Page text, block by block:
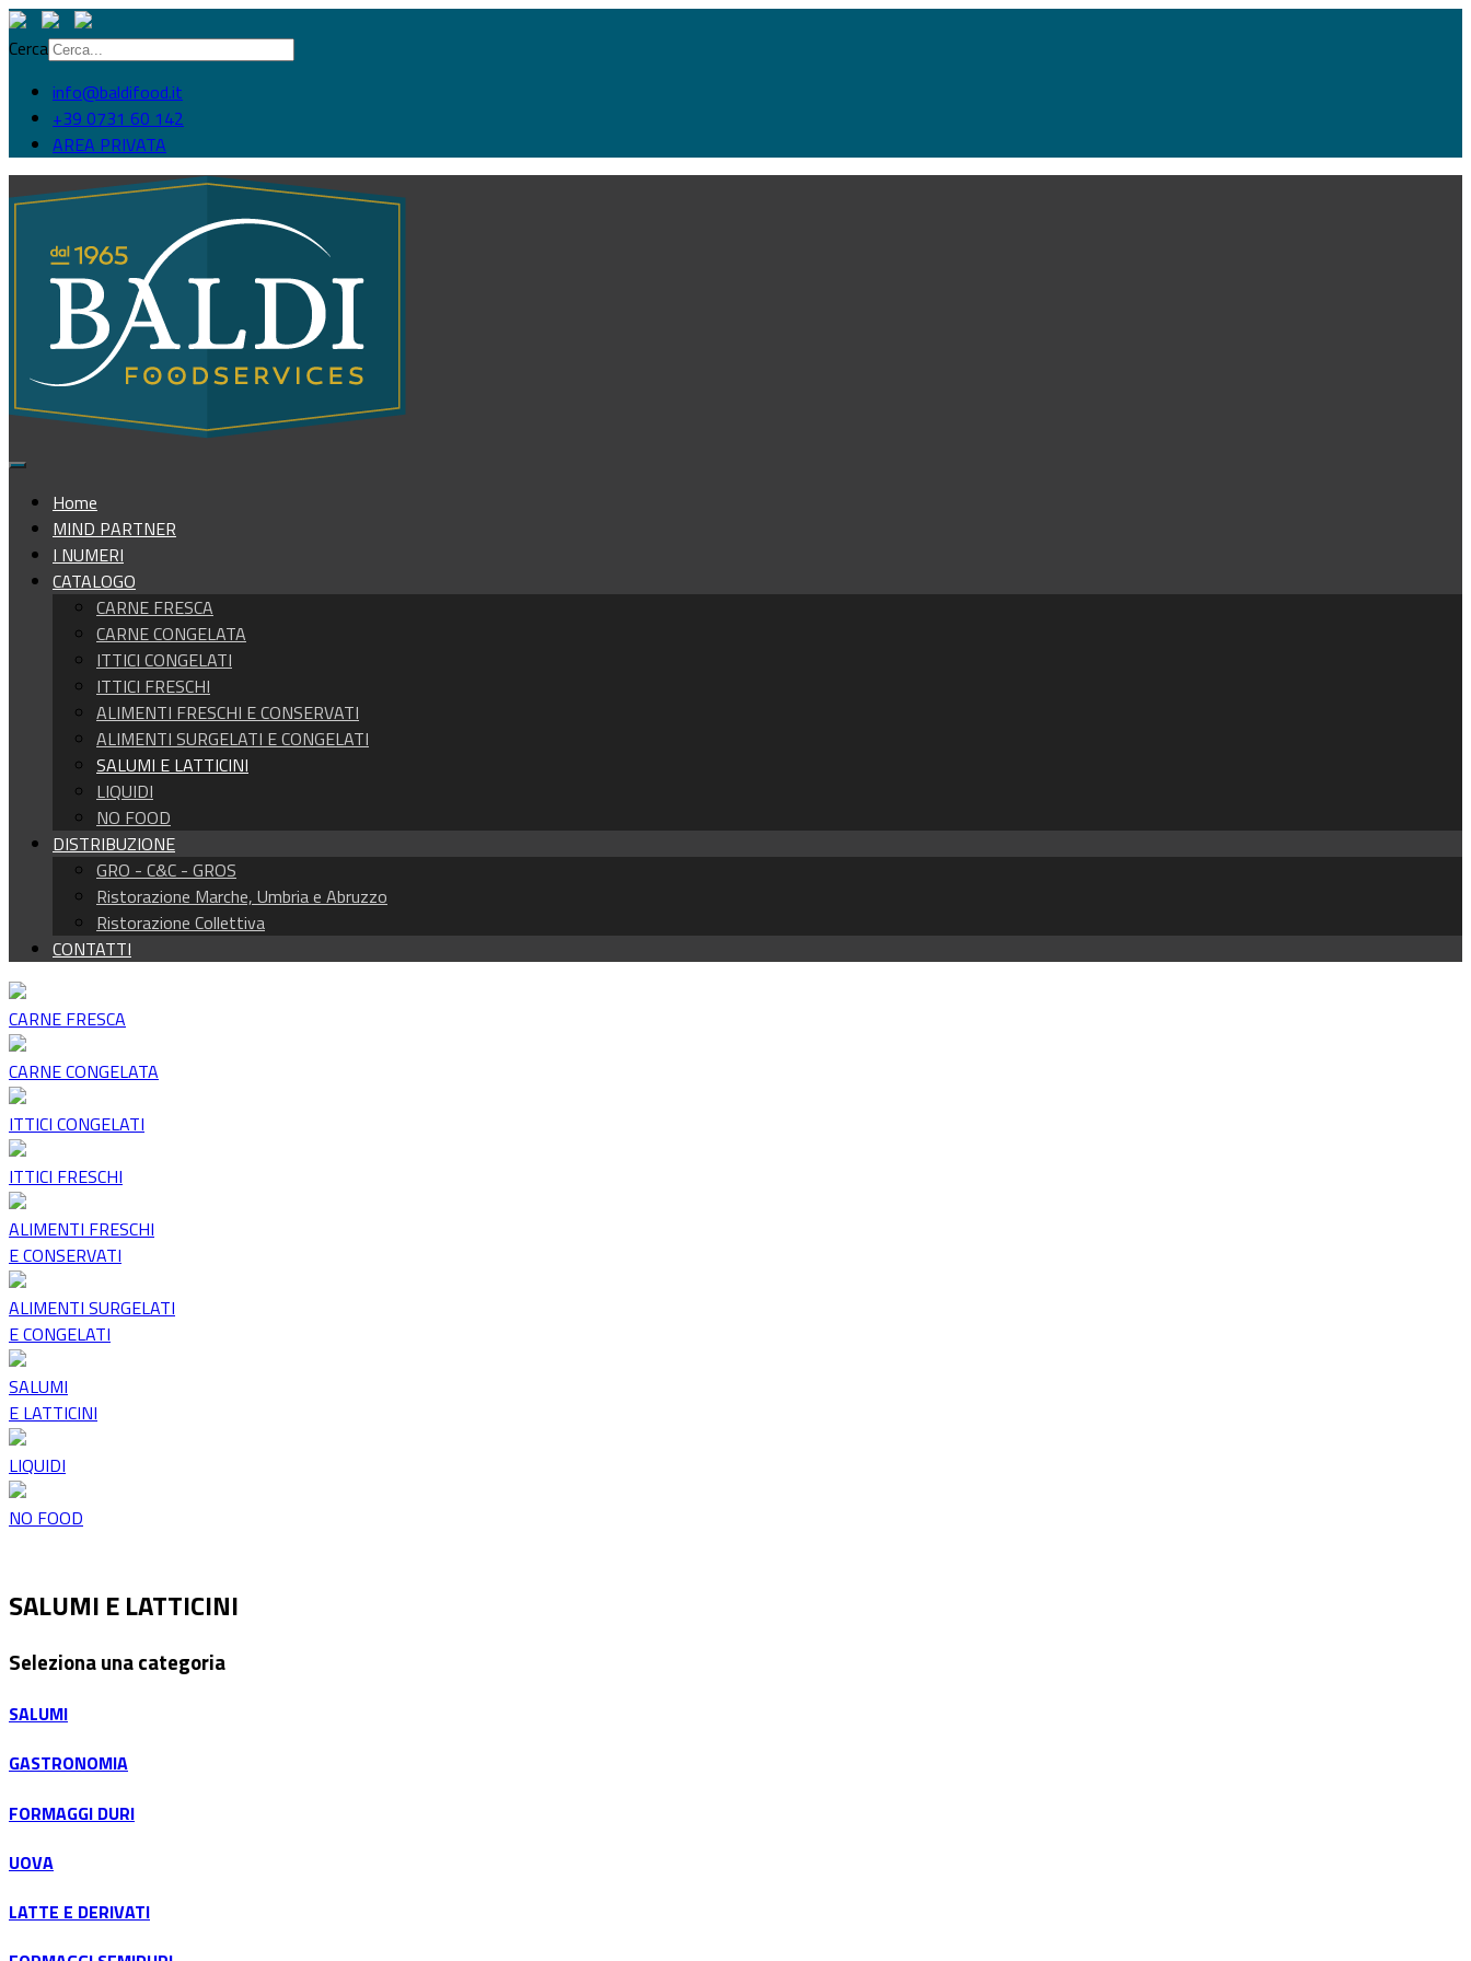
Cerca
info@baldifood.it
+39 0731 60 142
AREA PRIVATA
Home
MIND PARTNER
I NUMERI
CATALOGO
CARNE FRESCA
CARNE CONGELATA
ITTICI CONGELATI
ITTICI FRESCHI
ALIMENTI FRESCHI E CONSERVATI
ALIMENTI SURGELATI E CONGELATI
SALUMI E LATTICINI
LIQUIDI
NO FOOD
DISTRIBUZIONE
GRO - C&C - GROS
Ristorazione Marche, Umbria e Abruzzo
Ristorazione Collettiva
CONTATTI
CARNE FRESCA
CARNE CONGELATA
ITTICI CONGELATI
ITTICI FRESCHI
ALIMENTI FRESCHI
E CONSERVATI
ALIMENTI SURGELATI
E CONGELATI
SALUMI
E LATTICINI
LIQUIDI
NO FOOD
SALUMI E LATTICINI
Seleziona una categoria
SALUMI
GASTRONOMIA
FORMAGGI DURI
UOVA
LATTE E DERIVATI